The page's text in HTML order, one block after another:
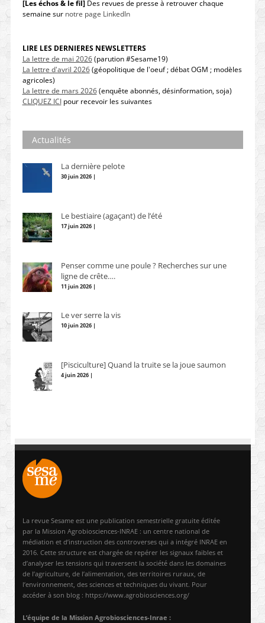
[Les échos & le fil]Des revues de presse à retrouver chaque
semaine sur notre page LinkedIn
LIRE LES DERNIERES NEWSLETTERS
La lettre de mai 2026(parution #Sesame19)
La lettre d'avril 2026(géopolitique de l'oeuf ; débat OGM ; modèles
agricoles)
La lettre de mars 2026(enquête abonnés, désinformation, soja)
CLIQUEZ ICIpour recevoir les suivantes
Actualités
La dernière pelote
30 juin 2026 |
Le bestiaire (agaçant) de l’été
17 juin 2026 |
Penser comme une poule ? Recherches sur une
ligne de crête….
11 juin 2026 |
Le ver serre la vis
10 juin 2026 |
[Pisciculture] Quand la truite se la joue saumon
4 juin 2026 |
La revue Sesame est une publication semestrielle gratuite éditée
par la Mission Agrobiosciences-INRAE : un centre national de
médiation et d’instruction des controverses qui a intégré INRAE en
2016. Cette structure est chargée de repérer les signaux faibles et
d’analyser les tensions qui traversent la société dans les domaines
de l’agriculture, de l’alimentation, des territoires ruraux, de
l’environnement, des sciences et techniques du vivant. Pour
accéder à son blog : https://www.agrobiosciences.org/
L’équipe de la Mission Agrobiosciences-Inrae :